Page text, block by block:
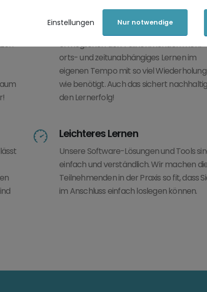
Einstellungen Nur notwendige
Flexibles Lernen
Die verschiedenen Lernelemente
ermöglichen den Teilnehmenden mehr
orts- und zeitunabhängiges Lernen im
eigenen Tempo mit so viel Wiederholung
wie benötigt. Auch das sichert nachhaltig
den Lernerfolg!
Leichteres Lernen
Unsere Software-Lösungen und Tools
einfach und verständlich. Wir machen
Teilnehmenden in der Praxis so fit, dass
im Anschluss einfach loslegen können.